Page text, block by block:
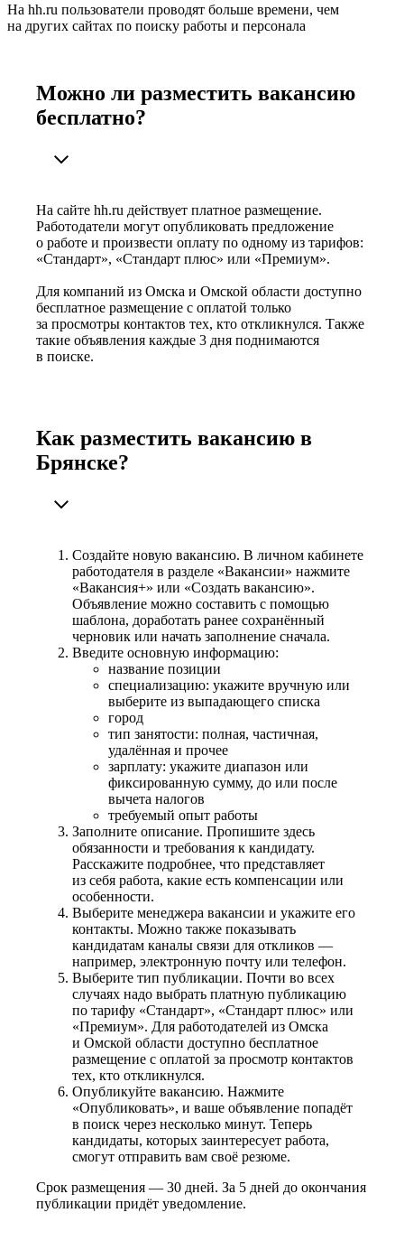
На hh.ru пользователи проводят больше времени, чем
на других сайтах по поиску работы и персонала
Можно ли разместить вакансию
бесплатно?
На сайте hh.ru действует платное размещение.
Работодатели могут опубликовать предложение
о работе и произвести оплату по одному из тарифов:
«Стандарт», «Стандарт плюс» или «Премиум».
Для компаний из Омска и Омской области доступно
бесплатное размещение с оплатой только
за просмотры контактов тех, кто откликнулся. Также
такие объявления каждые 3 дня поднимаются
в поиске.
Как разместить вакансию в
Брянске?
Создайте новую вакансию. В личном кабинете
работодателя в разделе «Вакансии» нажмите
«Вакансия+» или «Создать вакансию».
Объявление можно составить с помощью
шаблона, доработать ранее сохранённый
черновик или начать заполнение сначала.
Введите основную информацию:
название позиции
специализацию: укажите вручную или
выберите из выпадающего списка
город
тип занятости: полная, частичная,
удалённая и прочее
зарплату: укажите диапазон или
фиксированную сумму, до или после
вычета налогов
требуемый опыт работы
Заполните описание. Пропишите здесь
обязанности и требования к кандидату.
Расскажите подробнее, что представляет
из себя работа, какие есть компенсации или
особенности.
Выберите менеджера вакансии и укажите его
контакты. Можно также показывать
кандидатам каналы связи для откликов —
например, электронную почту или телефон.
Выберите тип публикации. Почти во всех
случаях надо выбрать платную публикацию
по тарифу «Стандарт», «Стандарт плюс» или
«Премиум». Для работодателей из Омска
и Омской области доступно бесплатное
размещение с оплатой за просмотр контактов
тех, кто откликнулся.
Опубликуйте вакансию. Нажмите
«Опубликовать», и ваше объявление попадёт
в поиск через несколько минут. Теперь
кандидаты, которых заинтересует работа,
смогут отправить вам своё резюме.
Срок размещения — 30 дней. За 5 дней до окончания
публикации придёт уведомление.